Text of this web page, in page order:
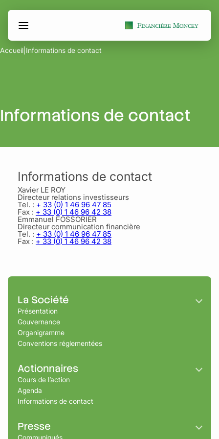
contenu
Accueil Informations de contact
Informations de contact
Informations de contact
Xavier LE ROY
Directeur relations investisseurs
Tel. : + 33 (0) 1 46 96 47 85
Fax : + 33 (0) 1 46 96 42 38
Emmanuel FOSSORIER
Directeur communication financière
Tel. : + 33 (0) 1 46 96 47 85
Fax : + 33 (0) 1 46 96 42 38
La Société
Présentation
Gouvernance
Organigramme
Conventions réglementées
Actionnaires
Cours de l’action
Agenda
Informations de contact
Presse
Communiqués